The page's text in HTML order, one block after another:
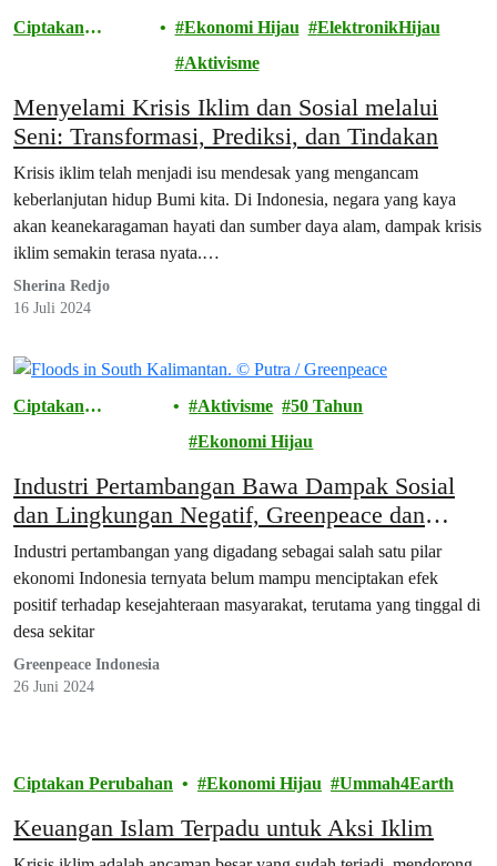
Ciptakan
Ekonomi Hijau
ElektronikHijau
Aktivisme
Menyelami Krisis Iklim dan Sosial melalui
Seni: Transformasi, Prediksi, dan Tindakan
Krisis iklim telah menjadi isu mendesak yang mengancam
keberlanjutan hidup Bumi kita. Di Indonesia, negara yang kaya
akan keanekaragaman hayati dan sumber daya alam, dampak krisis
iklim semakin terasa nyata.…
Sherina Redjo
16 Juli 2024
Ciptakan
Aktivisme
50 Tahun
Ekonomi Hijau
Industri Pertambangan Bawa Dampak Sosial
dan Lingkungan Negatif, Greenpeace dan
Celios Dorong Prabowo-Gibran Beralih ke
Ekonomi Hijau
Industri pertambangan yang digadang sebagai salah satu pilar
ekonomi Indonesia ternyata belum mampu menciptakan efek
positif terhadap kesejahteraan masyarakat, terutama yang tinggal di
desa sekitar
Greenpeace Indonesia
26 Juni 2024
Ciptakan Perubahan Ekonomi Hijau Ummah4Earth
Keuangan Islam Terpadu untuk Aksi Iklim